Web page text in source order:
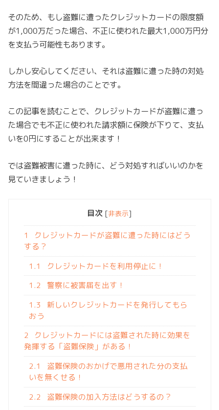
そのため、もし盗難に遭ったクレジットカードの限度額
が1,000万だった場合、不正に使われた最大1,000万円分
を支払う可能性もあります。
しかし安心してください、それは盗難に遭った時の対処
方法を間違った場合のことです。
この記事を読むことで、クレジットカードが盗難に遭っ
た場合でも不正に使われた請求額に保険が下りて、支払
いを0円にすることが出来ます！
では盗難被害に遭った時に、どう対処すればいいのかを
見ていきましょう！
目次 [非表示]
1
クレジットカードが盗難に遭った時にはどう
する？
1.1
クレジットカードを利用停止に！
1.2
警察に被害届を出す！
1.3
新しいクレジットカードを発行してもら
おう
2
クレジットカードには盗難された時に効果を
発揮する「盗難保険」がある！
2.1
盗難保険のおかげで悪用された分の支払
いを無くせる！
2.2
盗難保険の加入方法はどうするの？